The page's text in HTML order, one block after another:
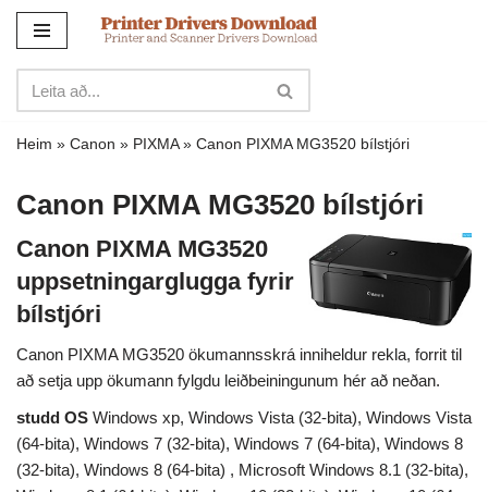
yfir
í
innihald
Heim » Canon » PIXMA» Canon PIXMA MG3520 bílstjóri
Canon PIXMA MG3520 bílstjóri
Canon PIXMA MG3520
uppsetningarglugga fyrir
bílstjóri
Canon PIXMA MG3520 ökumannsskrá inniheldur rekla, forrit til
að setja upp ökumann fylgdu leiðbeiningunum hér að neðan.
studd OS Windows xp, Windows Vista (32-bita), Windows Vista
(64-bita), Windows 7 (32-bita), Windows 7 (64-bita), Windows 8
(32-bita), Windows 8 (64-bita) , Microsoft Windows 8.1 (32-bita),